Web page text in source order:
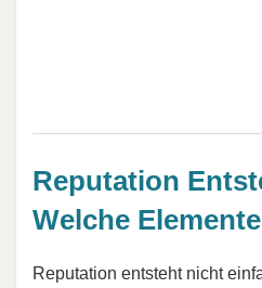
Reputation
Welche
Reputation entsteht nicht